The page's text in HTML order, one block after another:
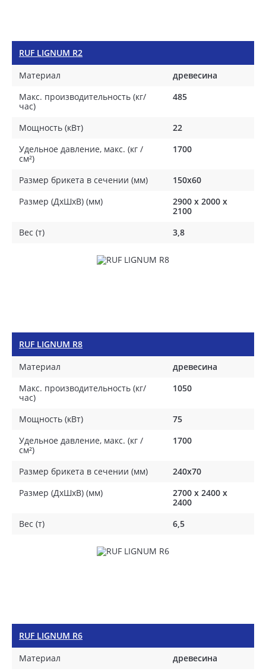
RUF LIGNUM R2
Материал
древесина
Макс. производительность (кг/
час)
485
Мощность (кВт)
22
Удельное давление, макс. (кг /
см²)
1700
Размер брикета в сечении (мм)
150x60
Размер (ДхШхВ) (мм)
2900 x 2000 x
2100
Вес (т)
3,8
RUF LIGNUM R8
Материал
древесина
Макс. производительность (кг/
час)
1050
Мощность (кВт)
75
Удельное давление, макс. (кг /
см²)
1700
Размер брикета в сечении (мм)
240x70
Размер (ДхШхВ) (мм)
2700 х 2400 х
2400
Вес (т)
6,5
RUF LIGNUM R6
Материал
древесина